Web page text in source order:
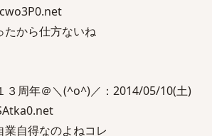
たから仕方ないね
３周年＠＼(^o^)／：2014/05/10(土)
自得なのよねコレ